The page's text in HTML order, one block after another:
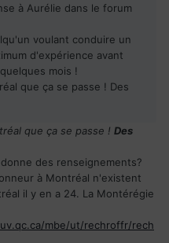
à Aurélie dans le forum
voulant conduire un
d'expérience avant
mois !
que ça se passe ! Des
que ça se passe ! Des
des renseignements?
à Montréal n'existent
il y en a 24. La Montérégie
mbe/ut/rechroffr/rech